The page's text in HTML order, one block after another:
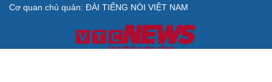
Cơ quan chủ quản: ĐÀI TIẾNG NÓI VIỆT NAM